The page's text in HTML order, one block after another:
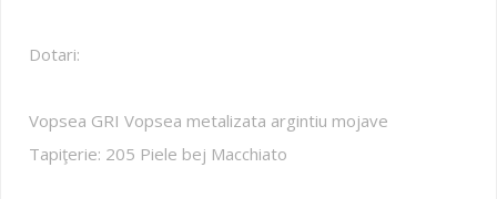
Dotari:
Vopsea GRI Vopsea metalizata argintiu mojave
Tapiţerie: 205 Piele bej Macchiato